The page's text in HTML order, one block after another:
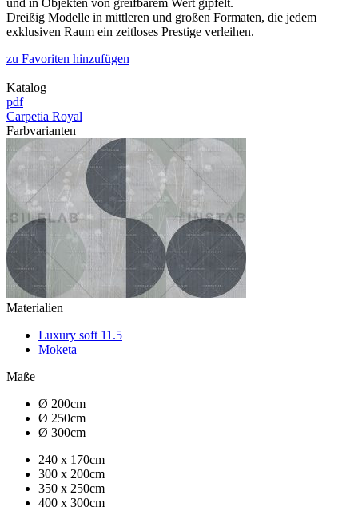
und in Objekten von greifbarem Wert gipfelt.
Dreißig Modelle in mittleren und großen Formaten, die jedem
exklusiven Raum ein zeitloses Prestige verleihen.
zu Favoriten hinzufügen
Katalog
pdf
Carpetia Royal
Farbvarianten
Materialien
Luxury soft 11.5
Moketa
Maße
Ø 200cm
Ø 250cm
Ø 300cm
240 x 170cm
300 x 200cm
350 x 250cm
400 x 300cm